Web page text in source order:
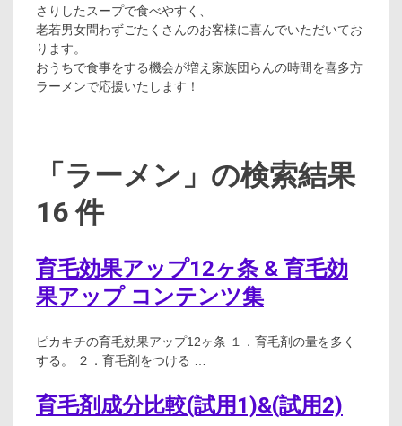
さりしたスープで食べやすく、
老若男女問わずごたくさんのお客様に喜んでいただいてお
ります。
おうちで食事をする機会が増え家族団らんの時間を喜多方
ラーメンで応援いたします！
「ラーメン」の検索結果
16 件
育毛効果アップ12ヶ条 & 育毛効
果アップ コンテンツ集
ピカキチの育毛効果アップ12ヶ条 １．育毛剤の量を多く
する。 ２．育毛剤をつける …
育毛剤成分比較(試用1)&(試用2)